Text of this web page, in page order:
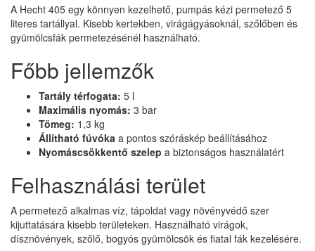
A Hecht 405 egy könnyen kezelhető, pumpás kézi permetező 5
literes tartállyal. Kisebb kertekben, virágágyásoknál, szőlőben és
gyümölcsfák permetezésénél használható.
Főbb jellemzők
Tartály térfogata: 5 l
Maximális nyomás: 3 bar
Tömeg: 1,3 kg
Állítható fúvóka a pontos szóráskép beállításához
Nyomáscsökkentő szelep a biztonságos használatért
Felhasználási terület
A permetező alkalmas víz, tápoldat vagy növényvédő szer
kijuttatására kisebb területeken. Használható virágok,
dísznövények, szőlő, bogyós gyümölcsök és fiatal fák kezelésére.